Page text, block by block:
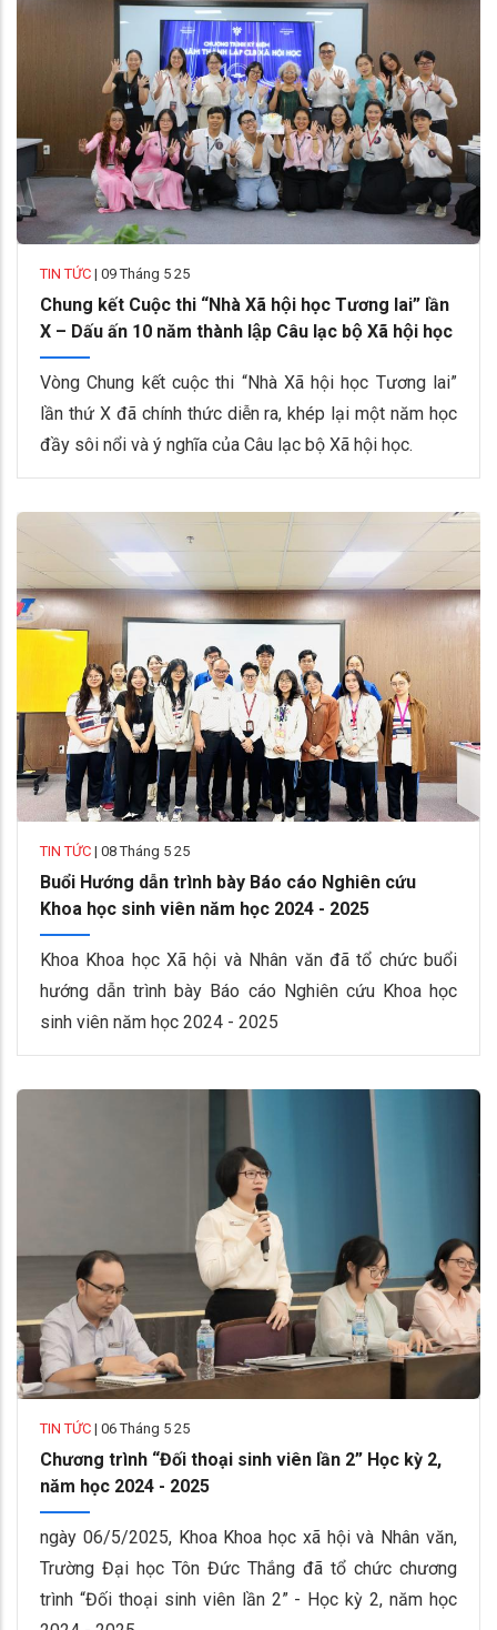
TIN TỨC | 09 Tháng 5 25
Chung kết Cuộc thi “Nhà Xã hội học Tương lai” lần
X – Dấu ấn 10 năm thành lập Câu lạc bộ Xã hội học
Vòng Chung kết cuộc thi “Nhà Xã hội học Tương lai”
lần thứ X đã chính thức diễn ra, khép lại một năm học
đầy sôi nổi và ý nghĩa của Câu lạc bộ Xã hội học.
TIN TỨC | 08 Tháng 5 25
Buổi Hướng dẫn trình bày Báo cáo Nghiên cứu
Khoa học sinh viên năm học 2024 - 2025
Khoa Khoa học Xã hội và Nhân văn đã tổ chức buổi
hướng dẫn trình bày Báo cáo Nghiên cứu Khoa học
sinh viên năm học 2024 - 2025
TIN TỨC | 06 Tháng 5 25
Chương trình “Đối thoại sinh viên lần 2” Học kỳ 2,
năm học 2024 - 2025
ngày 06/5/2025, Khoa Khoa học xã hội và Nhân văn,
Trường Đại học Tôn Đức Thắng đã tổ chức chương
trình “Đối thoại sinh viên lần 2” - Học kỳ 2, năm học